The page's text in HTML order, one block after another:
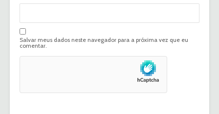
Salvar meus dados neste navegador para a próxima vez que eu
comentar.